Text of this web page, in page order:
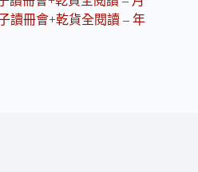
讀冊會+乾貨全閱讀 – 年